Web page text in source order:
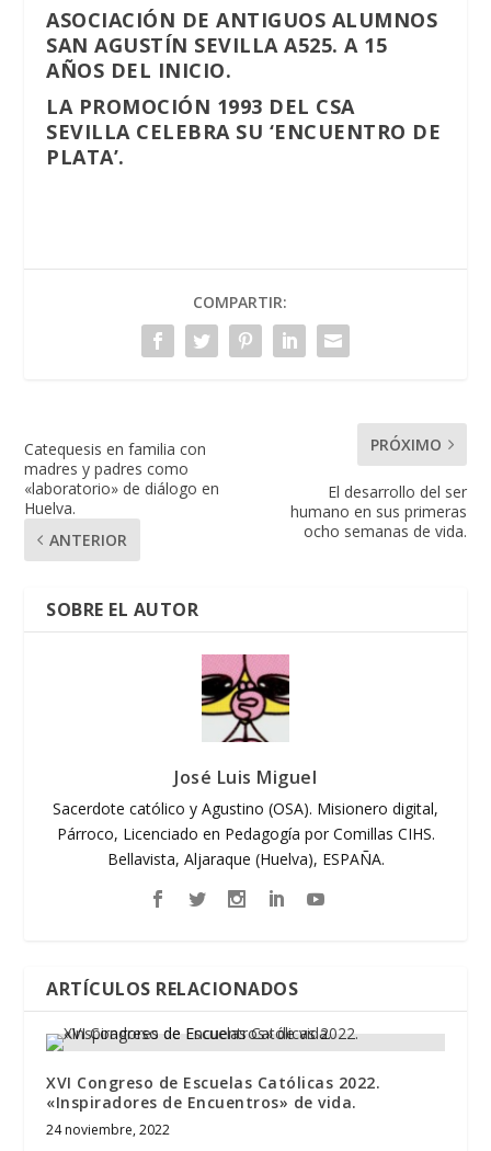
ASOCIACIÓN DE ANTIGUOS ALUMNOS
SAN AGUSTÍN SEVILLA A525. A 15
AÑOS DEL INICIO.
LA PROMOCIÓN 1993 DEL CSA
SEVILLA CELEBRA SU ‘ENCUENTRO DE
PLATA’.
COMPARTIR:
Catequesis en familia con
madres y padres como
«laboratorio» de diálogo en
Huelva.
ANTERIOR
PRÓXIMO
El desarrollo del ser
humano en sus primeras
ocho semanas de vida.
SOBRE EL AUTOR
José Luis Miguel
Sacerdote católico y Agustino (OSA). Misionero digital,
Párroco, Licenciado en Pedagogía por Comillas CIHS.
Bellavista, Aljaraque (Huelva), ESPAÑA.
ARTÍCULOS RELACIONADOS
XVI Congreso de Escuelas Católicas 2022.
«Inspiradores de Encuentros» de vida.
24 noviembre, 2022